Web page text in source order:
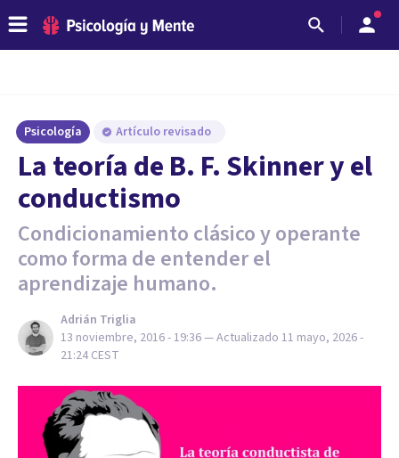
Psicología Artículo revisado
La teoría de B. F. Skinner y el
conductismo
Condicionamiento clásico y operante
como forma de entender el
aprendizaje humano.
Adrián Triglia
13 noviembre, 2016 - 19:36— Actualizado 11 mayo, 2026 -
21:24 CEST